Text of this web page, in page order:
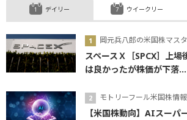
デイリー
岡元兵八郎の米国株マス
スペースＸ［SPCX］上
は良かったが株価が下落...
モトリーフール米国株情報
【米国株動向】AIスー
ウイークリー